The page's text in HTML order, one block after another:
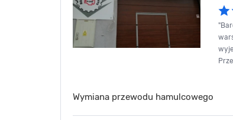
Wymiana przewodu hamulcowego